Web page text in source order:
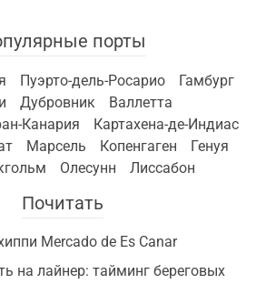
порты
Пуэрто-дель-Росарио
Гамбург
Дубровник
Валлетта
Канария
Картахена-де-Индиас
Марсель Копенгаген
Генуя
Олесунн Лиссабон
Почитать
Mercado de Es Canar
на лайнер: тайминг береговых